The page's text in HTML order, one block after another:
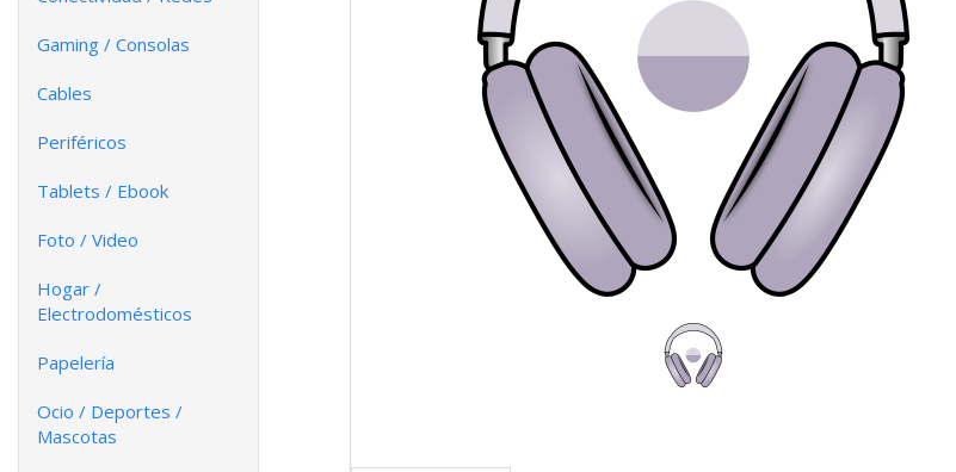
Gaming / Consolas
Cables
Periféricos
Tablets / Ebook
Foto / Video
Hogar /
Electrodomésticos
Papelería
Ocio / Deportes /
Mascotas